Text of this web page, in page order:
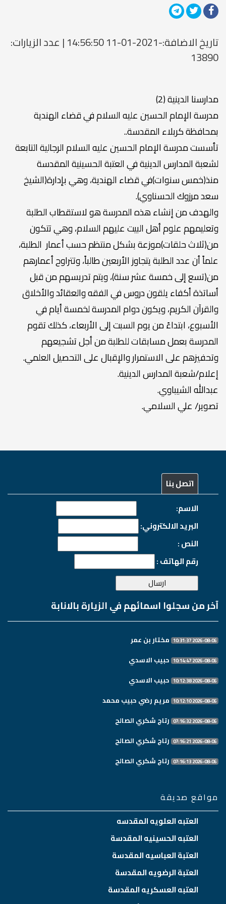
تاريخ الاضافة:-2021-01-11 14:56:50 | عدد الزيارات:
13890
مدارسنا الدينية (2)
مدرسة الإمام الحسين عليه السلام في قضاء الهندية
بمحافظة كربلاء المقدسة..
تأسست مدرسة الإمام الحسين عليه السلام الرجالية التابعة
لشعبة المدارس الدينية في العتبة الحسينية المقدسة
منذ(خمس سنوات)في قضاء الهندية، وهي بإدارة(الشيخ
سعد مرزوك الحسناوي).
والهدف من إنشاء هذه المدرسة هو لاستقطاب الطلبة
وتعليمهم علوم أهل البيت عليهم السلام، وهي تتكون
من(ثلاث حلقات)موزعة بشكل منتظم حسب أعمار الطلبة،
علماً أن عدد الطلبة يتجاوز الأربعين طالباً، وتتراوح أعمارهم
من(تسع إلى خمسة عشر سنة)، ويتم تدريسهم من قبل
أساتذة أكفاء يلقون دروس في الفقه والعقائد والأخلاق
والقرآن الكريم، ويكون دوام المدرسة لخمسة أيام في
الأسبوع، ابتداءً من يوم السبت إلى الأربعاء، كذلك تقوم
المدرسة بعمل مسابقات للطلبة من أجل تشجيعهم
وتحفيزهم على الاستمرار والإقبال على التحصيل العلمي.
إعلام/شعبة المدارس الدينية.
عبدالله الشيباوي.
تصوير/ علي السلامي.
اتصل بنا
الاسم:
البريد الالكتروني:
النص :
رقم الهاتف :
آخر من سجلوا اسمائهم في الزيارة بالانابة
2026-08-06 10:31:37 مختار بن عمر
2026-08-06 10:14:47 حبيب الاسدي
2026-08-06 10:12:38 حبيب الاسدي
2026-08-06 10:12:10 مريم رضي حبيب محمد
2026-08-06 07:16:32 رتاج شكري الصالح
2026-08-06 07:16:21 رتاج شكري الصالح
2026-08-06 07:16:13 رتاج شكري الصالح
مواقع صديقة
العتبه العلويه المقدسه
العتبه الحسينيه المقدسة
العتبة العباسيه المقدسة
العتبة الرضويه المقدسة
العتبه العسكريه المقدسة